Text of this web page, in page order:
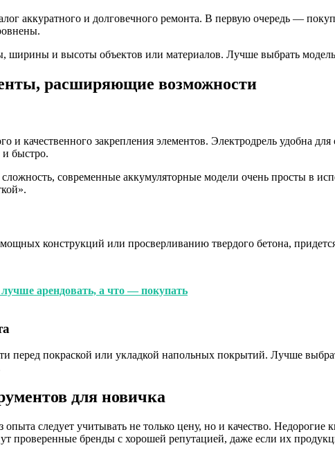
аккуратного и долговечного ремонта. В первую очередь —
ширины и высоты объектов или материалов. Лучше выбрать
расширяющие возможности
и качественного закрепления элементов. Электродрель удобна
и быстро.
современные аккумуляторные модели очень просты в
конструкций или просверливанию твердого бетона,
арендовать, а что — покупать
перед покраской или укладкой напольных покрытий. Лучше
для новичка
следует учитывать не только цену, но и качество.
проверенные бренды с хорошей репутацией, даже если их